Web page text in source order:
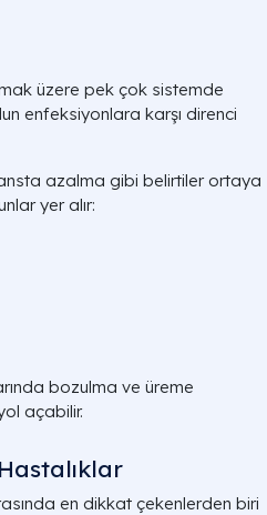
üzere pek çok sistemde
enfeksiyonlara karşı direnci
azalma gibi belirtiler ortaya
yer alır:
bozulma ve üreme
açabilir.
en dikkat çekenlerden biri